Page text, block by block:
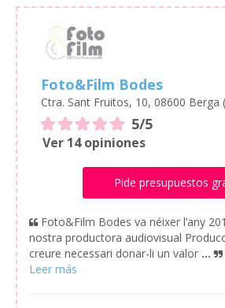
Foto&Film Bodes
Ctra. Sant Fruitos, 10, 08600 Berga
5/5
Ver 14 opiniones
Pide presupuestos
Foto&Film Bodes va néixer l’any
nostra productora audiovisual
creure necessari donar-li un valor ...